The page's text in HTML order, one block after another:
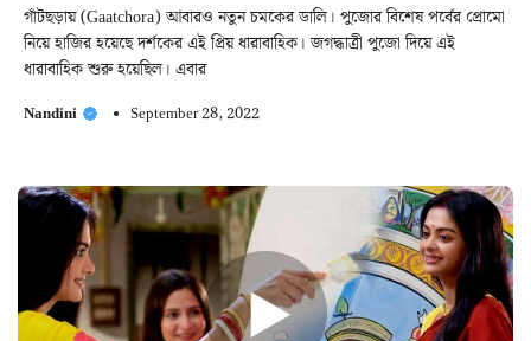
গাঁটছড়ায় (Gaatchora) আবারও নতুন চমকের ডালি। পুজোর বিশেষ পর্বের প্রোমো
নিয়ে হাজির হয়েছে দর্শকের এই প্রিয় ধারাবাহিক। জগদ্ধাত্রী পুজো দিয়ে এই
ধারাবাহিক শুরু হয়েছিল। এবার
Nandini September 28, 2022